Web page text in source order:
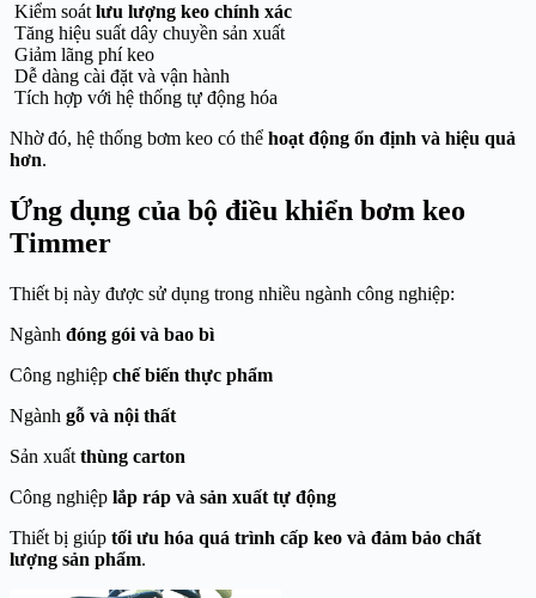
Kiểm soát lưu lượng keo chính xác
Tăng hiệu suất dây chuyền sản xuất
Giảm lãng phí keo
Dễ dàng cài đặt và vận hành
Tích hợp với hệ thống tự động hóa
Nhờ đó, hệ thống bơm keo có thể hoạt động ổn định và hiệu quả
hơn.
Ứng dụng của bộ điều khiển bơm keo
Timmer
Thiết bị này được sử dụng trong nhiều ngành công nghiệp:
Ngành đóng gói và bao bì
Công nghiệp chế biến thực phẩm
Ngành gỗ và nội thất
Sản xuất thùng carton
Công nghiệp lắp ráp và sản xuất tự động
Thiết bị giúp tối ưu hóa quá trình cấp keo và đảm bảo chất
lượng sản phẩm.